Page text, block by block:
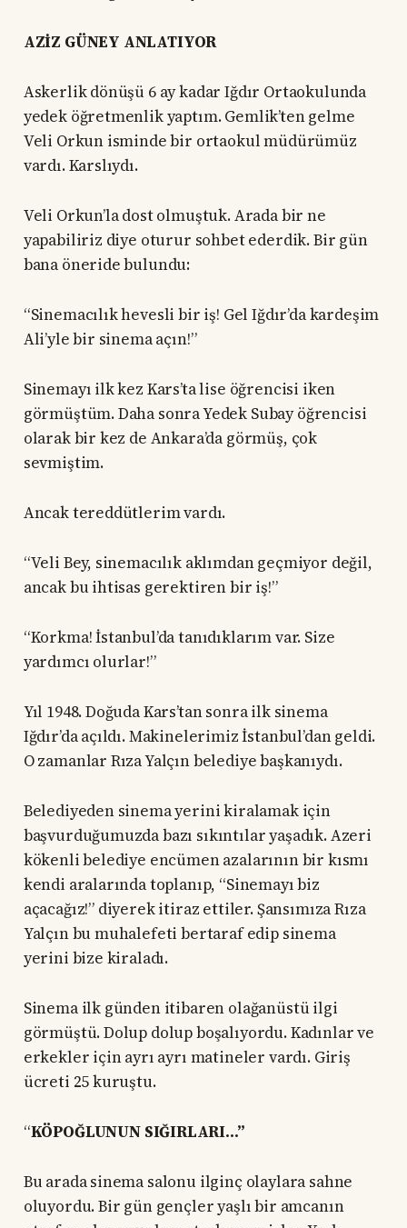
AZİZ GÜNEY ANLATIYOR
Askerlik dönüşü 6 ay kadar Iğdır Ortaokulunda
yedek öğretmenlik yaptım. Gemlik’ten gelme
Veli Orkun isminde bir ortaokul müdürümüz
vardı. Karslıydı.
Veli Orkun’la dost olmuştuk. Arada bir ne
yapabiliriz diye oturur sohbet ederdik. Bir gün
bana öneride bulundu:
“Sinemacılık hevesli bir iş! Gel Iğdır’da kardeşim
Ali’yle bir sinema açın!”
Sinemayı ilk kez Kars’ta lise öğrencisi iken
görmüştüm. Daha sonra Yedek Subay öğrencisi
olarak bir kez de Ankara’da görmüş, çok
sevmiştim.
Ancak tereddütlerim vardı.
“Veli Bey, sinemacılık aklımdan geçmiyor değil,
ancak bu ihtisas gerektiren bir iş!”
“Korkma! İstanbul’da tanıdıklarım var. Size
yardımcı olurlar!”
Yıl 1948. Doğuda Kars’tan sonra ilk sinema
Iğdır’da açıldı. Makinelerimiz İstanbul’dan geldi.
O zamanlar Rıza Yalçın belediye başkanıydı.
Belediyeden sinema yerini kiralamak için
başvurduğumuzda bazı sıkıntılar yaşadık. Azeri
kökenli belediye encümen azalarının bir kısmı
kendi aralarında toplanıp, “Sinemayı biz
açacağız!” diyerek itiraz ettiler. Şansımıza Rıza
Yalçın bu muhalefeti bertaraf edip sinema
yerini bize kiraladı.
Sinema ilk günden itibaren olağanüstü ilgi
görmüştü. Dolup dolup boşalıyordu. Kadınlar ve
erkekler için ayrı ayrı matineler vardı. Giriş
ücreti 25 kuruştu.
“KÖPOĞLUNUN SIĞIRLARI...”
Bu arada sinema salonu ilginç olaylara sahne
oluyordu. Bir gün gençler yaşlı bir amcanın